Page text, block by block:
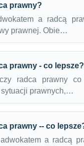
prawny?
a radcą
prawnej. Obie…
prawny - co lepsze?
radca prawny
prawnych,…
prawny -- co
a radcą